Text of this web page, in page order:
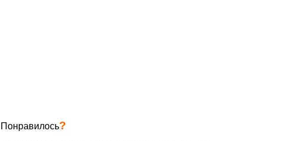
Понравилось?